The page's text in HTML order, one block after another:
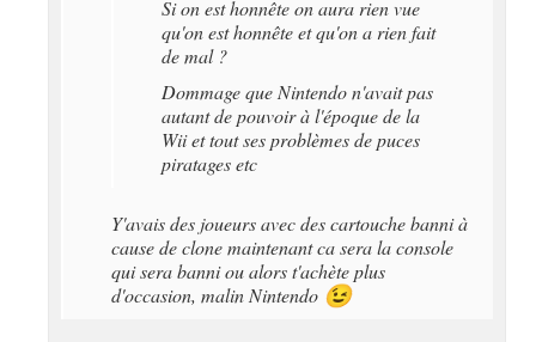
Si on est honnête on aura rien vue
qu'on est honnête et qu'on a rien fait
de mal ?
Dommage que Nintendo n'avait pas
autant de pouvoir à l'époque de la
Wii et tout ses problèmes de puces
piratages etc
Y'avais des joueurs avec des cartouche banni à
cause de clone maintenant ca sera la console
qui sera banni ou alors t'achète plus
d'occasion, malin Nintendo 😉